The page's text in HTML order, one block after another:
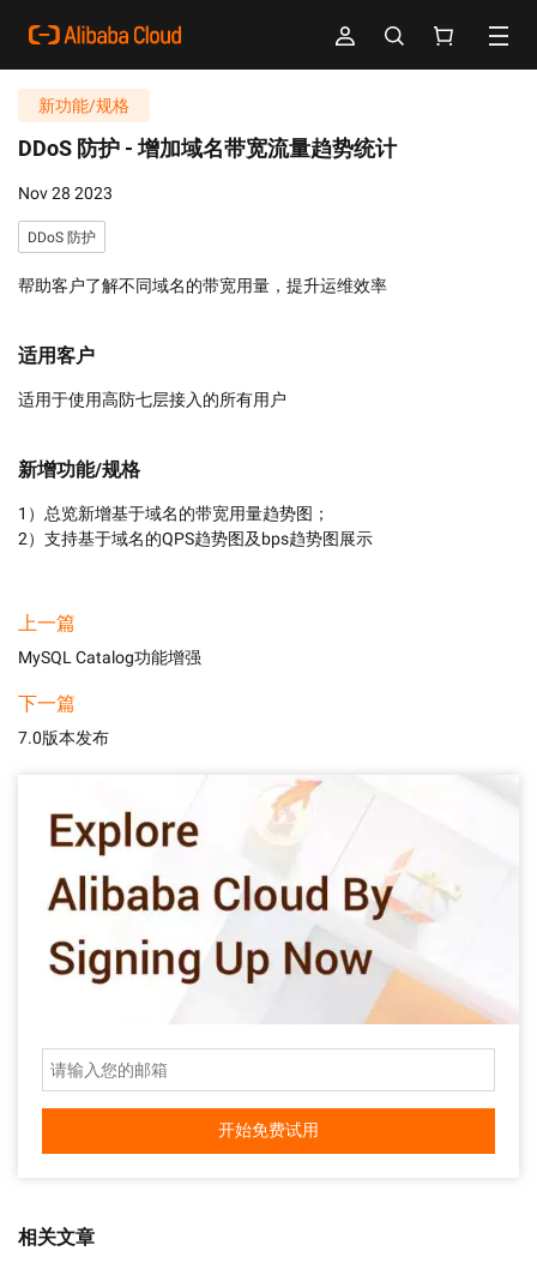
新功能/规格
DDoS 防护 -增加域名带宽流量趋势统计
Nov 28 2023
DDoS 防护
帮助客户了解不同域名的带宽用量，提升运维效率
适用客户
适用于使用高防七层接入的所有用户
新增功能/规格
1）总览新增基于域名的带宽用量趋势图；
2）支持基于域名的QPS趋势图及bps趋势图展示
上一篇
MySQL Catalog功能增强
下一篇
7.0版本发布
开始免费试用
相关文章